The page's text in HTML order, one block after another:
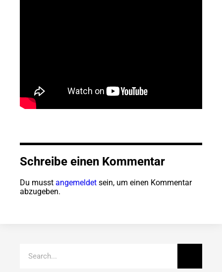
Schreibe einen Kommentar
Du musst angemeldet sein, um einen Kommentar
abzugeben.